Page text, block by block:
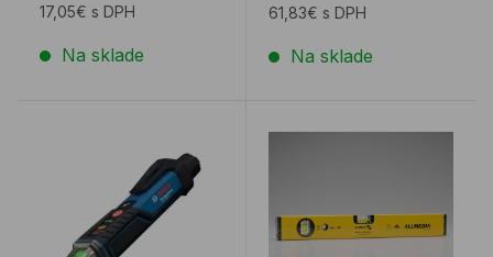
17,05€ s DPH
Na sklade
61,83€ s DPH
Na sklade
Skúšačka napätia BOSCH GVD1000-17Vodováha STABILA 70